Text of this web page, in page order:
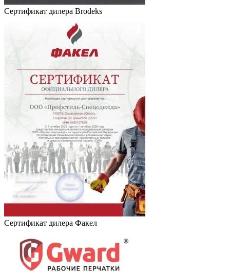
Сертификат дилера Brodeks
Сертификат дилера Факел